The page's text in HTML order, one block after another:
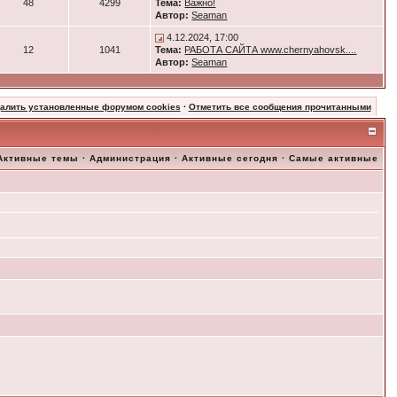
48 4299 Тема: Важно!
Автор: Seaman
12 1041
4.12.2024, 17:00
Тема: РАБОТА САЙТА www.chernyahovsk....
Автор: Seaman
установленные форумом cookies · Отметить все сообщения прочитанными
темы ·Администрация ·Активные сегодня ·Самые активные